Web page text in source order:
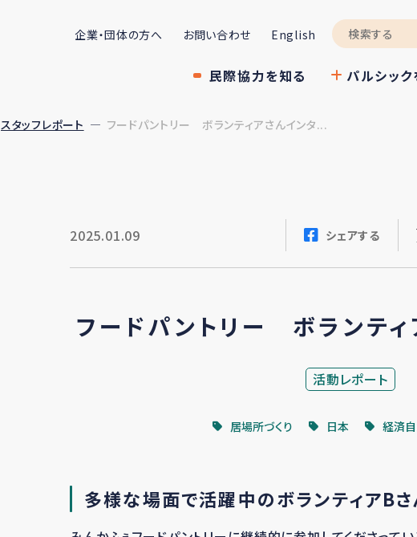
企業・団体の方へ お問い合わせ English
民際協力を知る パルシック
スタッフレポート フードパントリー ボランティアさんインタ...
2025.01.09 シェアする
フードパントリー ボランティ
活動レポート
居場所づくり 日本 経済
多様な場面で活躍中のボランティアB